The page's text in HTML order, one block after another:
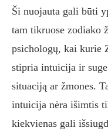
Ši nuojauta gali būti
tam tikruose zodiako
psichologų, kai kurie
stipria intuicija ir
situaciją ar žmones.
intuicija nėra išimtis
kiekvienas gali